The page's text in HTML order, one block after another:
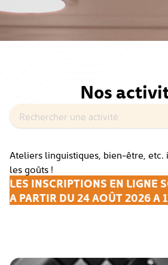
Nos
Ateliers linguistiques, bien-être, etc.
les goûts !
LES INSCRIPTIONS EN LIGNE
A PARTIR DU 24 AOÛT 2026 A